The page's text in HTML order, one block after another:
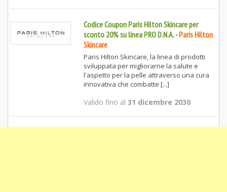
Codice Coupon Paris Hilton Skincare per
sconto 20% su linea PRO D.N.A.-Paris Hilton
Skincare
Paris Hilton Skincare, la linea di prodotti
sviluppata per migliorarne la salute e
l'aspetto per la pelle attraverso una cura
innovativa che combatte [...]
Valido fino al 31 dicembre 2030